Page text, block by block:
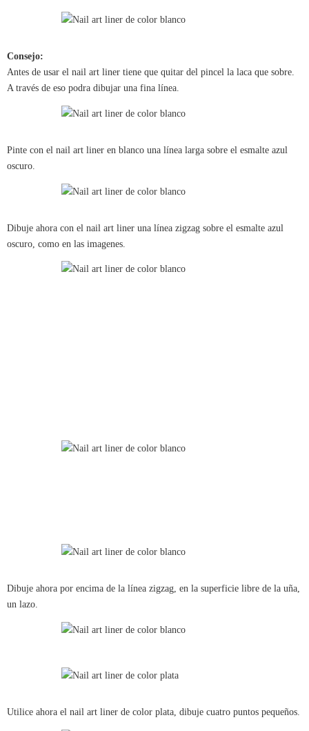
Consejo:
Antes de usar el nail art liner tiene que quitar del pincel la laca que sobre.
A través de eso podra dibujar una fina línea.
Pinte con el nail art liner en blanco una línea larga sobre el esmalte azul
oscuro.
Dibuje ahora con el nail art liner una línea zigzag sobre el esmalte azul
oscuro, como en las imagenes.
Dibuje ahora por encima de la línea zigzag, en la superficie libre de la uña,
un lazo.
Utilice ahora el nail art liner de color plata, dibuje cuatro puntos pequeños.